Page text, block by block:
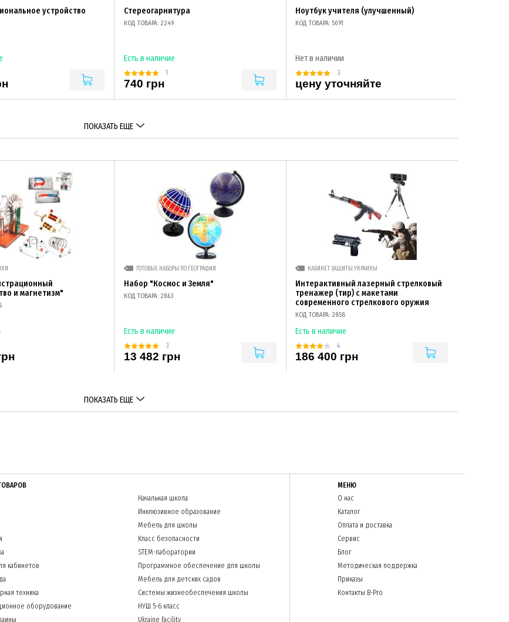
устройство
Стереогарнитура
КОД ТОВАРА: 2249
Есть в наличие
1
740 грн
Ноутбук учителя (улучшенный)
КОД ТОВАРА: 5091
Нет в наличии
3
цену уточняйте
ПОКАЗАТЬ ЕЩЕ
и магнетизм"
ГОТОВЫЕ НАБОРЫ ПО ГЕОГРАФИИ
Набор "Космос и Земля"
КОД ТОВАРА: 2863
Есть в наличие
3
13 482 грн
КАБИНЕТ ЗАЩИТЫ УКРАИНЫ
Интерактивный лазерный стрелковый
тренажер (тир) с макетами
современного стрелкового оружия
КОД ТОВАРА: 2858
Есть в наличие
4
186 400 грн
ПОКАЗАТЬ ЕЩЕ
кабинетов
техника
оборудование
Начальная школа
Инклюзивное образование
Мебель для школы
Класс безопасности
STEM-лаборатории
Программное обеспечение для школы
Мебель для детских садов
Системы жизнеобеспечения школы
НУШ 5-6 класс
Ukraine Facility
МЕНЮ
О нас
Каталог
Оплата и доставка
Сервис
Блог
Методическая поддержка
Приказы
Контакты B-Pro